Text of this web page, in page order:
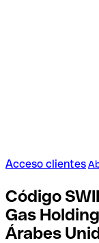
Acceso clientes
Código
Gas
Árabes